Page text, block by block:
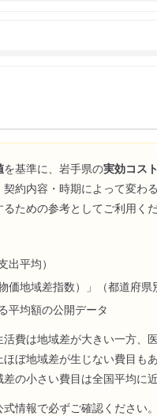
を基準に、 岩手県の実効コス
約内容・時期によって変わ
ための参考としてご利用くだ
平均）
地域差指数）」（都道府県
平均額の公開データ
活費は地域差が大きい一方、
ぼ地域差が生じない費目も
の小さい費目は全国平均に
情報で必ずご確認ください